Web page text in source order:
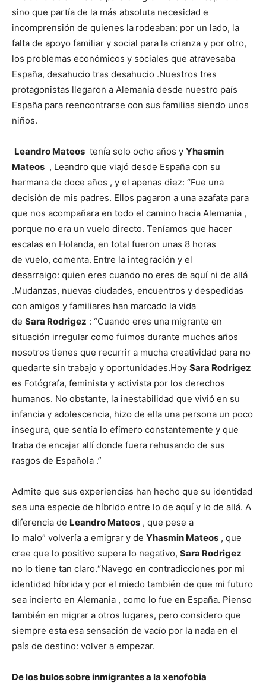
sino que partía de la más absoluta necesidad e
incomprensión de quienes la rodeaban: por un lado, la
falta de apoyo familiar y social para la crianza y por otro,
los problemas económicos y sociales que atravesaba
España, desahucio tras desahucio .Nuestros tres
protagonistas llegaron a Alemania desde nuestro país
España para reencontrarse con sus familias siendo unos
niños.
Leandro Mateos tenía solo ocho años y Yhasmin
Mateos , Leandro que viajó desde España con su
hermana de doce años , y el apenas diez: “Fue una
decisión de mis padres. Ellos pagaron a una azafata para
que nos acompañara en todo el camino hacia Alemania ,
porque no era un vuelo directo. Teníamos que hacer
escalas en Holanda, en total fueron unas 8 horas
de vuelo, comenta. Entre la integración y el
desarraigo: quien eres cuando no eres de aquí ni de allá
.Mudanzas, nuevas ciudades, encuentros y despedidas
con amigos y familiares han marcado la vida
de Sara Rodrigez : “Cuando eres una migrante en
situación irregular como fuimos durante muchos años
nosotros tienes que recurrir a mucha creatividad para no
quedarte sin trabajo y oportunidades.Hoy Sara Rodrigez
es Fotógrafa, feminista y activista por los derechos
humanos. No obstante, la inestabilidad que vivió en su
infancia y adolescencia, hizo de ella una persona un poco
insegura, que sentía lo efímero constantemente y que
traba de encajar allí donde fuera rehusando de sus
rasgos de Española .”
Admite que sus experiencias han hecho que su identidad
sea una especie de híbrido entre lo de aquí y lo de allá. A
diferencia de Leandro Mateos , que pese a
lo malo” volvería a emigrar y de Yhasmin Mateos , que
cree que lo positivo supera lo negativo, Sara Rodrigez
no lo tiene tan claro.“Navego en contradicciones por mi
identidad híbrida y por el miedo también de que mi futuro
sea incierto en Alemania , como lo fue en España. Pienso
también en migrar a otros lugares, pero considero que
siempre esta esa sensación de vacío por la nada en el
país de destino: volver a empezar.
De los bulos sobre inmigrantes a la xenofobia